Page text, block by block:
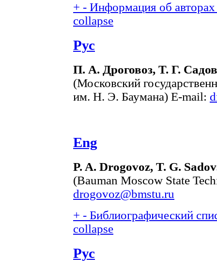
+ - Информация об
collapse
Рус
П. А. Дроговоз, Т. Г.
(Московский
им. Н. Э. Баумана) E-mail:
Eng
P. A. Drogovoz, T. G.
(Bauman Moscow State
drogovoz@bmstu.ru
+ - Библиографический
collapse
Рус